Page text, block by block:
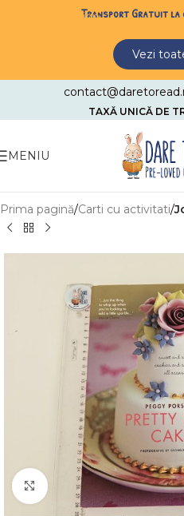
Skip to navigationTransport Gratuit la
Vezi
TAXĂ UNICĂ DE
MENIU
Prima pagină Carti cu activitati
Faceți click pentru a